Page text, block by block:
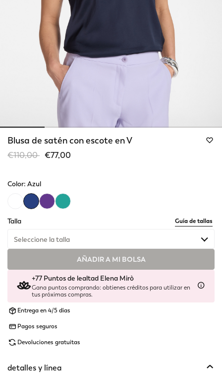
Blusa de satén con escote en V
Price reduced from
€110,00to€77,00
Color: Azul
Talla
Guía de tallas
Seleccione la talla
Disponible
AÑADIR A MI BOLSA
+77 Puntos de lealtad Elena Mirò
Gana puntos comprando: obtienes créditos para utilizar en
tus próximas compras.
Entrega en 4/5 días
Pagos seguros
Devoluciones gratuitas
detalles y línea